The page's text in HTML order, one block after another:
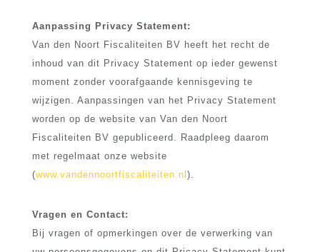
Aanpassing Privacy Statement:
Van den Noort Fiscaliteiten BV heeft het recht de
inhoud van dit Privacy Statement op ieder gewenst
moment zonder voorafgaande kennisgeving te
wijzigen. Aanpassingen van het Privacy Statement
worden op de website van Van den Noort
Fiscaliteiten BV gepubliceerd. Raadpleeg daarom
met regelmaat onze website
(www.vandennoortfiscaliteiten.nl ).
Vragen en Contact:
Bij vragen of opmerkingen over de verwerking van